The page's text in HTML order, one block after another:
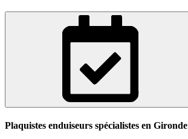
Plaquistes enduiseurs spécialistes en Gironde